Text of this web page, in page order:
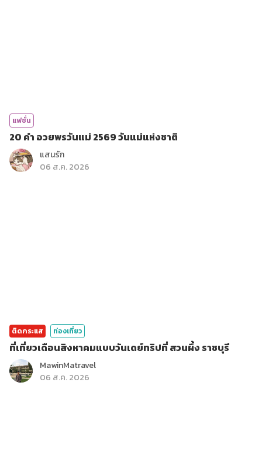
แฟชั่น
20 คำ อวยพรวันแม่ 2569 วันแม่แห่งชาติ
แสนรัก
06 ส.ค. 2026
ติดกระแส ท่องเที่ยว
ที่เที่ยวเดือนสิงหาคมแบบวันเดย์ทริปที่ สวนผึ้ง ราชบุรี
MawinMatravel
06 ส.ค. 2026